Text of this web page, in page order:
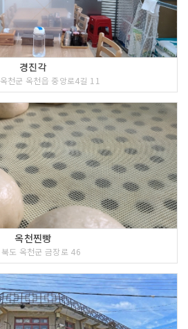
경진각
천군 옥천읍 중앙로4길 11
옥천찐빵
도 옥천군 금장로 46